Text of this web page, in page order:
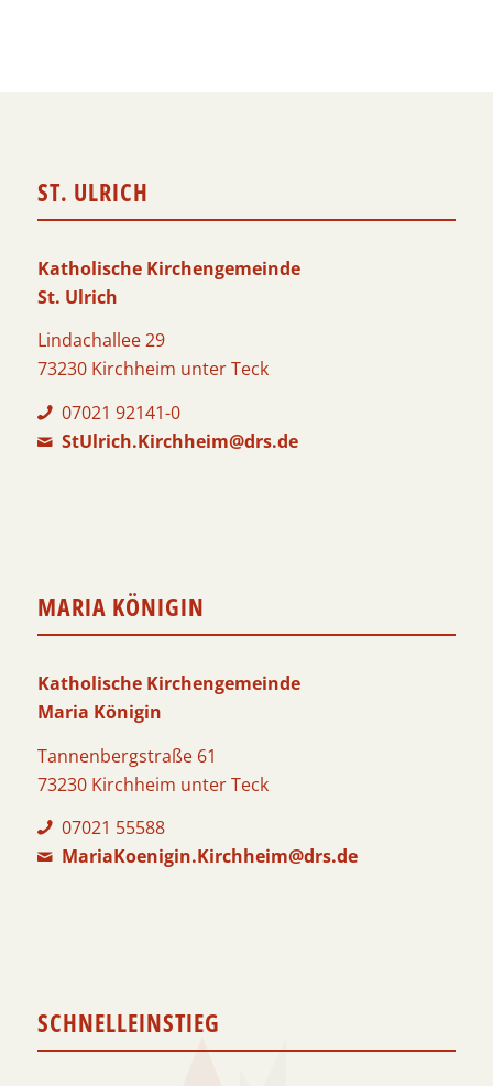
ST. ULRICH
Katholische Kirchengemeinde
St. Ulrich
Lindachallee 29
73230 Kirchheim unter Teck
07021 92141-0
StUlrich.Kirchheim@drs.de
MARIA KÖNIGIN
Katholische Kirchengemeinde
Maria Königin
Tannenbergstraße 61
73230 Kirchheim unter Teck
07021 55588
MariaKoenigin.Kirchheim@drs.de
SCHNELLEINSTIEG